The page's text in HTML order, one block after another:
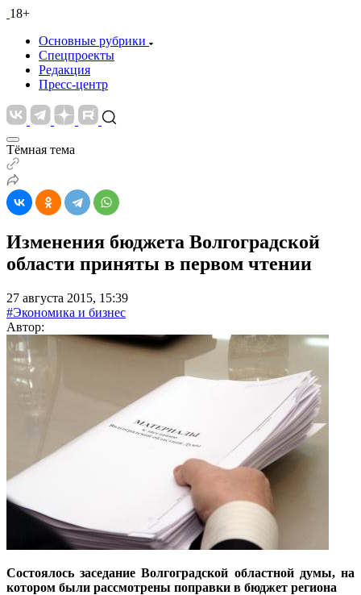
18+
Основные рубрики
Спецпроекты
Редакция
Пресс-центр
Тёмная тема
Изменения бюджета Волгоградской
области приняты в первом чтении
27 августа 2015, 15:39
#Экономика и бизнес
Автор:
Состоялось заседание Волгоградской областной думы, на
котором были рассмотрены поправки в бюджет региона